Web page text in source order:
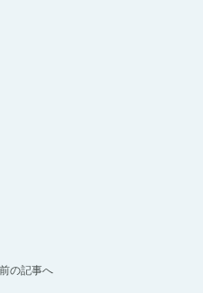
前の記事へ